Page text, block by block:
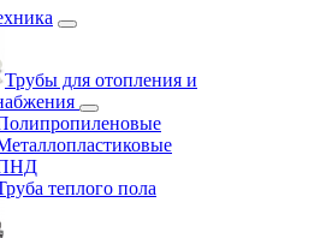
Трубы для отопления и
теплого пола